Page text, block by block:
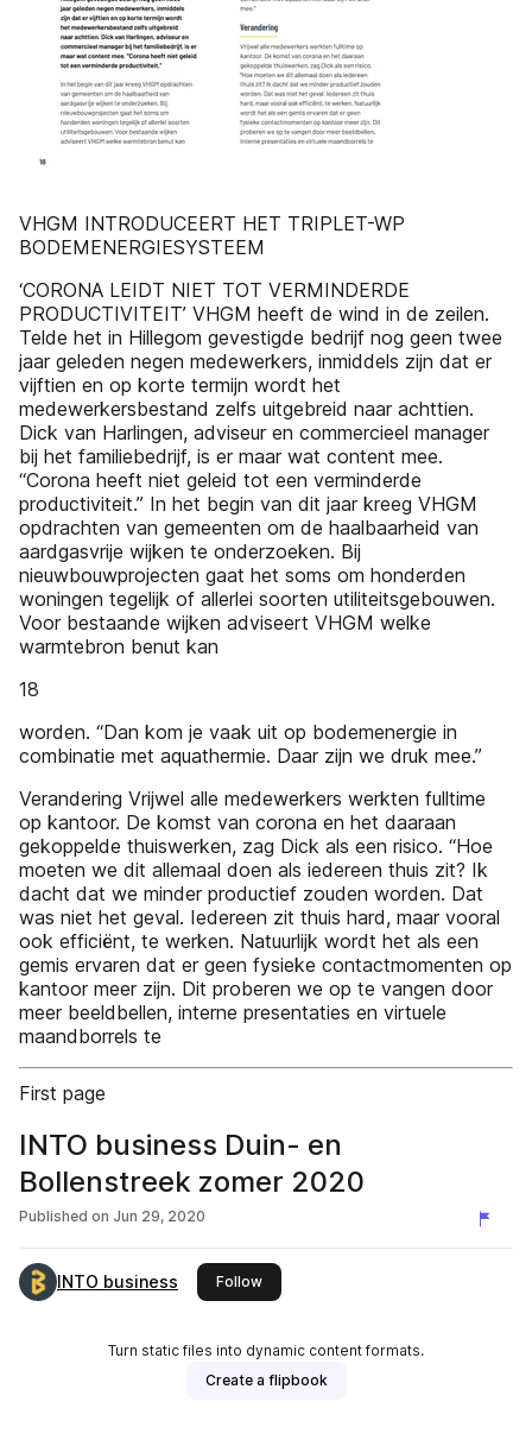
VHGM INTRODUCEERT HET TRIPLET-WP
BODEMENERGIESYSTEEM
‘CORONA LEIDT NIET TOT VERMINDERDE
PRODUCTIVITEIT’ VHGM heeft de wind in de zeilen.
Telde het in Hillegom gevestigde bedrijf nog geen twee
jaar geleden negen medewerkers, inmiddels zijn dat er
vijftien en op korte termijn wordt het
medewerkersbestand zelfs uitgebreid naar achttien.
Dick van Harlingen, adviseur en commercieel manager
bij het familiebedrijf, is er maar wat content mee.
“Corona heeft niet geleid tot een verminderde
productiviteit.” In het begin van dit jaar kreeg VHGM
opdrachten van gemeenten om de haalbaarheid van
aardgasvrije wijken te onderzoeken. Bij
nieuwbouwprojecten gaat het soms om honderden
woningen tegelijk of allerlei soorten utiliteitsgebouwen.
Voor bestaande wijken adviseert VHGM welke
warmtebron benut kan
18
worden. “Dan kom je vaak uit op bodemenergie in
combinatie met aquathermie. Daar zijn we druk mee.”
Verandering Vrijwel alle medewerkers werkten fulltime
op kantoor. De komst van corona en het daaraan
gekoppelde thuiswerken, zag Dick als een risico. “Hoe
moeten we dit allemaal doen als iedereen thuis zit? Ik
dacht dat we minder productief zouden worden. Dat
was niet het geval. Iedereen zit thuis hard, maar vooral
ook efficiënt, te werken. Natuurlijk wordt het als een
gemis ervaren dat er geen fysieke contactmomenten op
kantoor meer zijn. Dit proberen we op te vangen door
meer beeldbellen, interne presentaties en virtuele
maandborrels te
First page
INTO business Duin- en
Bollenstreek zomer 2020
Published on Jun 29, 2020
INTO business Followthis publisher
Turn static files into dynamic content formats.
Create a flipbook